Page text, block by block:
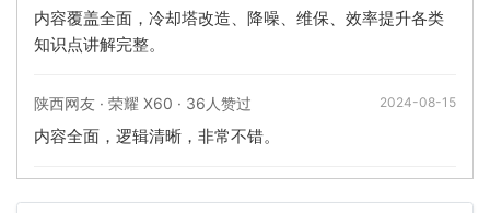
内容覆盖全面，冷却塔改造、降噪、维保、效率提升各类
知识点讲解完整。
陕西网友 · 荣耀 X60 · 36人赞过 2024-08-15
内容全面，逻辑清晰，非常不错。